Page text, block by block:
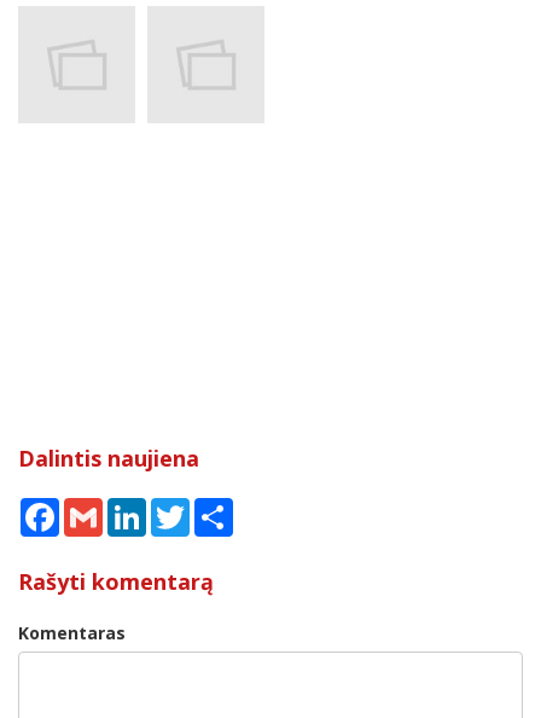
Dalintis naujiena
Facebook
Gmail LinkedInTwitter
Rašyti komentarą
Komentaras